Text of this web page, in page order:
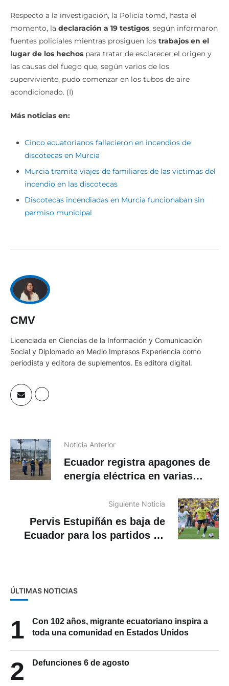
Respecto a la investigación, la Policía tomó, hasta el
momento, la declaración a 19 testigos, según informaron
fuentes policiales mientras prosiguen los trabajos en el
lugar de los hechos para tratar de esclarecer el origen y
las causas del fuego que, según varios de los
superviviente, pudo comenzar en los tubos de aire
acondicionado. (I)
Más noticias en:
Cinco ecuatorianos fallecieron en incendios de
discotecas en Murcia
Murcia tramita viajes de familiares de las victimas del
incendio en las discotecas
Discotecas incendiadas en Murcia funcionaban sin
permiso municipal
CMV
Licenciada en Ciencias de la Información y Comunicación
Social y Diplomado en Medio Impresos Experiencia como
periodista y editora de suplementos. Es editora digital.
Noticia Anterior
Ecuador registra apagones de
energía eléctrica en varias
Siguiente Noticia
Pervis Estupiñán es baja de
Ecuador para los partidos de
ÚLTIMAS NOTICIAS
1
Con 102 años, migrante ecuatoriano inspira a
toda una comunidad en Estados Unidos
2 Defunciones 6 de agosto